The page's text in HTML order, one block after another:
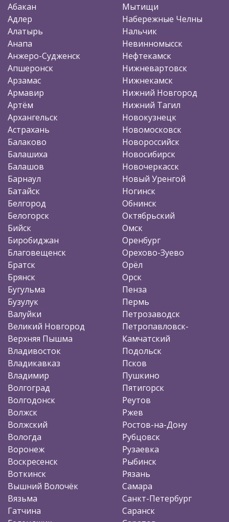
Абакан
Адлер
Алатырь
Анапа
Анжеро-Судженск
Апшеронск
Арзамас
Армавир
Артём
Архангельск
Астрахань
Балаково
Балашиха
Балашов
Барнаул
Батайск
Белгород
Белогорск
Бийск
Биробиджан
Благовещенск
Братск
Брянск
Бугульма
Бузулук
Валуйки
Великий Новгород
Верхняя Пышма
Владивосток
Владикавказ
Владимир
Волгоград
Волгодонск
Волжск
Волжский
Вологда
Воронеж
Воскресенск
Воткинск
Вышний Волочёк
Вязьма
Гатчина
Мытищи
Набережные Челны
Нальчик
Невинномысск
Нефтекамск
Нижневартовск
Нижнекамск
Нижний Новгород
Нижний Тагил
Новокузнецк
Новомосковск
Новороссийск
Новосибирск
Новочеркасск
Новый Уренгой
Ногинск
Обнинск
Октябрьский
Омск
Оренбург
Орехово-Зуево
Орёл
Орск
Пенза
Пермь
Петрозаводск
Петропавловск-
Камчатский
Подольск
Псков
Пушкино
Пятигорск
Реутов
Ржев
Ростов-на-Дону
Рубцовск
Рузаевка
Рыбинск
Рязань
Самара
Санкт-Петербург
Саранск